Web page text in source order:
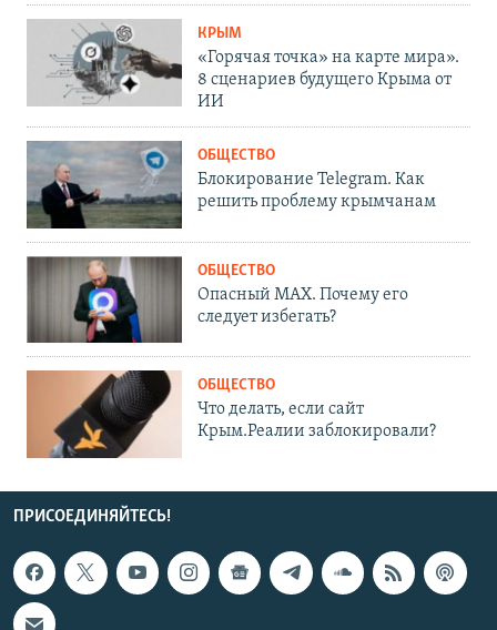
КРЫМ
«Горячая точка» на карте мира».
8 сценариев будущего Крыма от
ИИ
ОБЩЕСТВО
Блокирование Telegram. Как
решить проблему крымчанам
ОБЩЕСТВО
Опасный MAX. Почему его
следует избегать?
ОБЩЕСТВО
Что делать, если сайт
Крым.Реалии заблокировали?
ПРИСОЕДИНЯЙТЕСЬ!